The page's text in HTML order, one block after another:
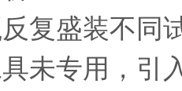
盛装不同
专用，引